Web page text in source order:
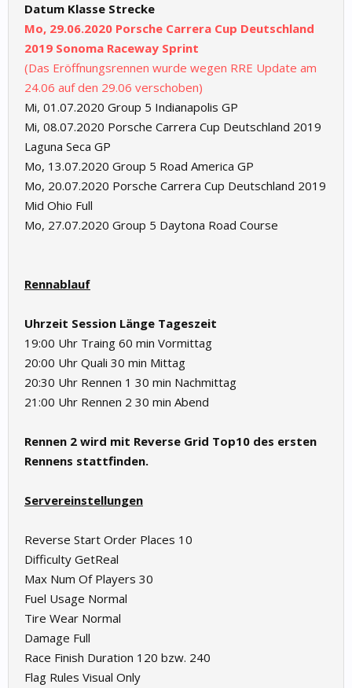
Datum Klasse Strecke
Mo, 29.06.2020 Porsche Carrera Cup Deutschland
2019 Sonoma Raceway Sprint
(Das Eröffnungsrennen wurde wegen RRE Update am
24.06 auf den 29.06 verschoben)
Mi, 01.07.2020 Group 5 Indianapolis GP
Mi, 08.07.2020 Porsche Carrera Cup Deutschland 2019
Laguna Seca GP
Mo, 13.07.2020 Group 5 Road America GP
Mo, 20.07.2020 Porsche Carrera Cup Deutschland 2019
Mid Ohio Full
Mo, 27.07.2020 Group 5 Daytona Road Course
Rennablauf
Uhrzeit Session Länge Tageszeit
19:00 Uhr Traing 60 min Vormittag
20:00 Uhr Quali 30 min Mittag
20:30 Uhr Rennen 1 30 min Nachmittag
21:00 Uhr Rennen 2 30 min Abend
Rennen 2 wird mit Reverse Grid Top10 des ersten
Rennens stattfinden.
Servereinstellungen
Reverse Start Order Places 10
Difficulty GetReal
Max Num Of Players 30
Fuel Usage Normal
Tire Wear Normal
Damage Full
Race Finish Duration 120 bzw. 240
Flag Rules Visual Only